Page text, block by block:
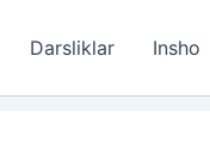
Darsliklar Insho